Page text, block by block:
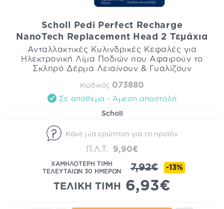
Scholl Pedi Perfect Recharge
NanoTech Replacement Head 2 Τεμάχια
Ανταλλακτικές Κυλινδρικές Κεφαλές για
Ηλεκτρονική Λίμα Ποδιών που Αφαιρούν το
Σκληρό Δέρμα Λειαίνουν & Γυαλίζουν
Κωδικός 073880
Σε απόθεμα - Άμεση αποστολή
Scholl
Κάνε μία ερώτηση για το προϊόν
Π.Λ.Τ. 9,90€
ΧΑΜΗΛΟΤΕΡΗ ΤΙΜΗ
ΤΕΛΕΥΤΑΙΩΝ 30 ΗΜΕΡΩΝ
7,92€ -13%
ΤΕΛΙΚΗ ΤΙΜΗ 6,93€